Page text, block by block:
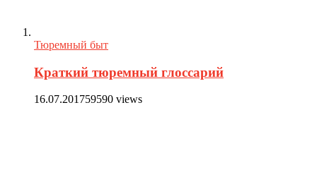
Тюремный быт
Краткий тюремный глоссарий
16.07.201759590 views